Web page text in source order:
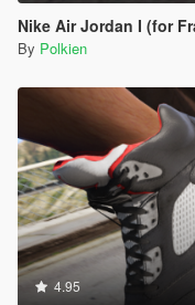
Nike Air Jordan I (for
By Polkien
4.95